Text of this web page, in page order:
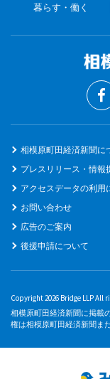
暮らす・働く
相模原町田経済新聞に
プレスリリース・情報
アクセスデータの利用
お問い合わせ
広告のご案内
後援申請について
Copyright 2026 Bridge LLP All
相模原町田経済新聞に掲載
権は相模原町田経済新聞ま